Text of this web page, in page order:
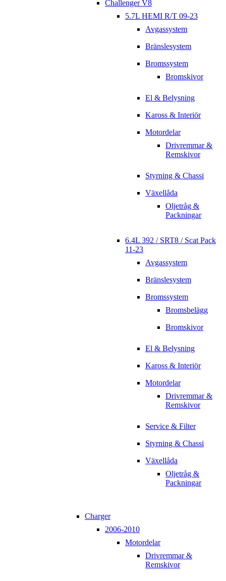
Challenger V8
5.7L HEMI R/T 09-23
Avgassystem
Bränslesystem
Bromssystem
Bromskivor
El & Belysning
Kaross & Interiör
Motordelar
Drivremmar &
Remskivor
Styrning & Chassi
Växellåda
Oljetråg &
Packningar
6.4L 392 / SRT8 / Scat Pack
11-23
Avgassystem
Bränslesystem
Bromssystem
Bromsbelägg
Bromskivor
El & Belysning
Kaross & Interiör
Motordelar
Drivremmar &
Remskivor
Service & Filter
Styrning & Chassi
Växellåda
Oljetråg &
Packningar
Charger
2006-2010
Motordelar
Drivremmar &
Remskivor